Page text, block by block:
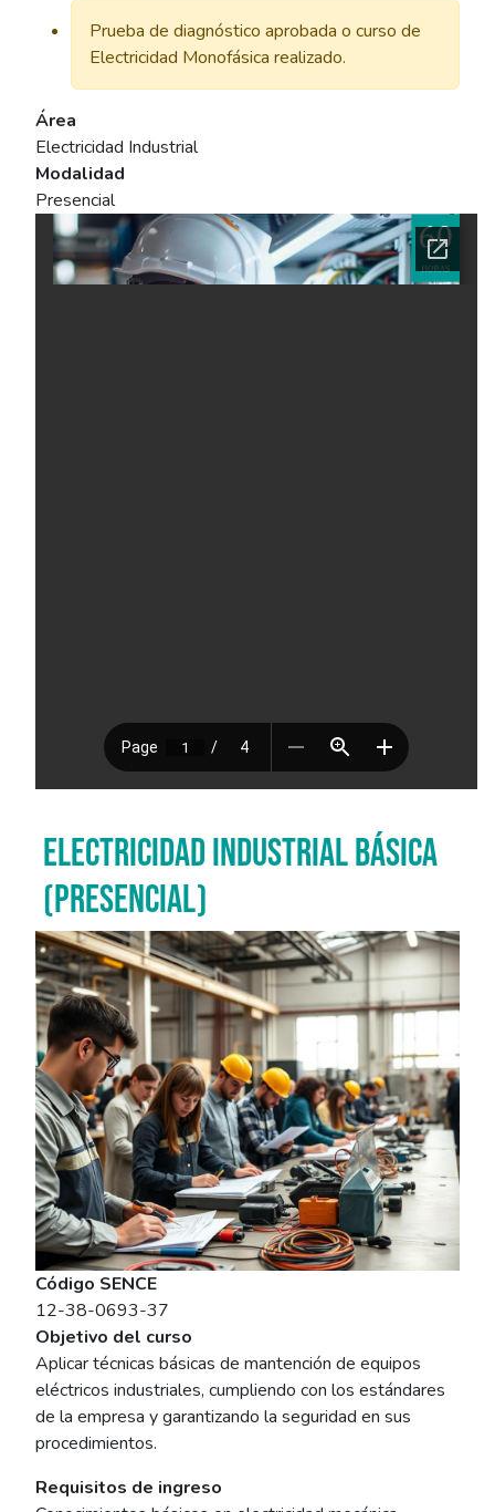
Prueba de diagnóstico aprobada o curso de
Electricidad Monofásica realizado.
Área
Electricidad Industrial
Modalidad
Presencial
Ficha del curso
ELECTRICIDAD INDUSTRIAL BÁSICA
(PRESENCIAL)
Imagen del curso
Código SENCE
12-38-0693-37
Objetivo del curso
Aplicar técnicas básicas de mantención de equipos
eléctricos industriales, cumpliendo con los estándares
de la empresa y garantizando la seguridad en sus
procedimientos.
Requisitos de ingreso